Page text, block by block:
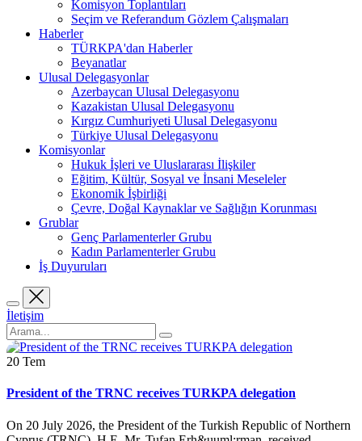
Komisyon Toplantıları
Seçim ve Referandum Gözlem Çalışmaları
Haberler
TÜRKPA'dan Haberler
Beyanatlar
Ulusal Delegasyonlar
Azerbaycan Ulusal Delegasyonu
Kazakistan Ulusal Delegasyonu
Kırgız Cumhuriyeti Ulusal Delegasyonu
Türkiye Ulusal Delegasyonu
Komisyonlar
Hukuk İşleri ve Uluslararası İlişkiler
Eğitim, Kültür, Sosyal ve İnsani Meseleler
Ekonomik İşbirliği
Çevre, Doğal Kaynaklar ve Sağlığın Korunması
Grublar
Genç Parlamenterler Grubu
Kadın Parlamenterler Grubu
İş Duyuruları
İletişim
20 Tem
President of the TRNC receives TURKPA delegation
On 20 July 2026, the President of the Turkish Republic of Northern